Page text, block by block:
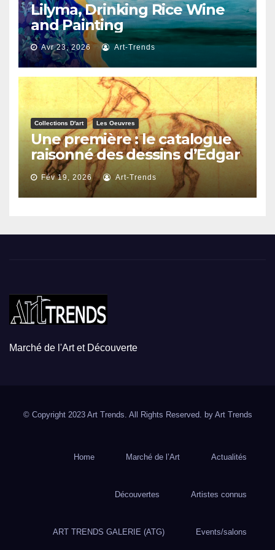
Lilyma, Drinking Rice Wine
and Painting
Avr 23, 2026 Art-Trends
Collections D'art Les Oeuvres
Une première : le catalogue
raisonné des dessins d’Edgar
Degas
Fév 19, 2026 Art-Trends
Marché de l'Art et Découverte
© Copyright 2023 Art Trends. All Rights Reserved. by Art Trends
Home Marché de l’Art Actualités
Découvertes Artistes connus
ART TRENDS GALERIE (ATG) Events/salons